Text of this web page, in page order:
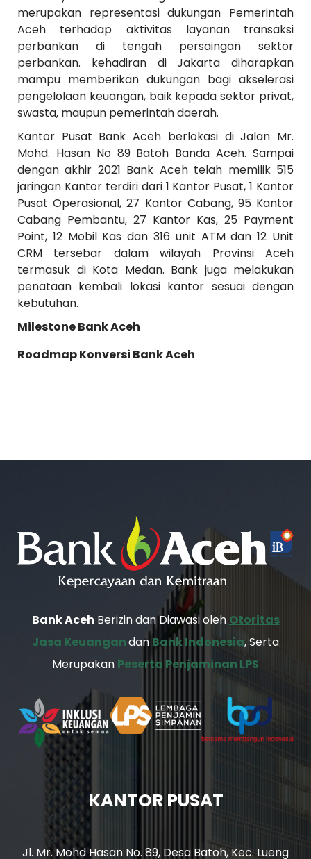
merupakan representasi dukungan Pemerintah
Aceh terhadap aktivitas layanan transaksi
perbankan di tengah persaingan sektor
perbankan. kehadiran di Jakarta diharapkan
mampu memberikan dukungan bagi akselerasi
pengelolaan keuangan, baik kepada sektor privat,
swasta, maupun pemerintah daerah.
Kantor Pusat Bank Aceh berlokasi di Jalan Mr.
Mohd. Hasan No 89 Batoh Banda Aceh. Sampai
dengan akhir 2021 Bank Aceh telah memilik 515
jaringan Kantor terdiri dari 1 Kantor Pusat, 1 Kantor
Pusat Operasional, 27 Kantor Cabang, 95 Kantor
Cabang Pembantu, 27 Kantor Kas, 25 Payment
Point, 12 Mobil Kas dan 316 unit ATM dan 12 Unit
CRM tersebar dalam wilayah Provinsi Aceh
termasuk di Kota Medan. Bank juga melakukan
penataan kembali lokasi kantor sesuai dengan
kebutuhan.
Milestone Bank Aceh
Roadmap Konversi Bank Aceh
Bank Aceh Berizin dan Diawasi oleh Otoritas
Jasa Keuangandan Bank Indonesia, Serta
Merupakan Peserta Penjaminan LPS
KANTOR PUSAT
Jl. Mr. Mohd Hasan No. 89, Desa Batoh, Kec. Lueng